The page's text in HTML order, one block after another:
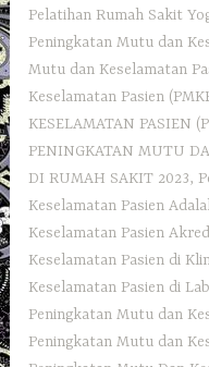
Pelatihan Rumah Sakit
Peningkatan Mutu dan
Mutu dan Keselamatan
Keselamatan Pasien
KESELAMATAN PASIEN
PENINGKATAN MUTU
DI RUMAH SAKIT 2023,
Keselamatan Pasien
Keselamatan Pasien
Keselamatan Pasien di
Keselamatan Pasien di
Peningkatan Mutu dan
Peningkatan Mutu dan